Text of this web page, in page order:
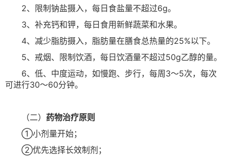
2、限制钠盐摄入，每日食盐量不超过6g。
3、补充钙和钾，每日食用新鲜蔬菜和水果。
4、减少脂肪摄入，脂肪量在膳食总热量的25%以下。
5、戒烟、限制饮酒，每日饮酒量不超过50g乙醇的量。
6、低、中度运动，如慢跑、步行，每周3～5次，每次
可进行30～60分钟。
（二） 药物治疗原则
①小剂量开始；
②优先选择长效制剂；